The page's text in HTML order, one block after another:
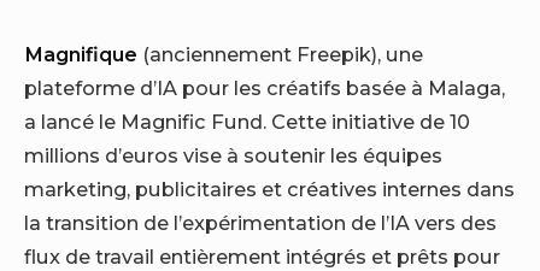
Magnifique (anciennement Freepik), une
plateforme d’IA pour les créatifs basée à Malaga,
a lancé le Magnific Fund. Cette initiative de 10
millions d’euros vise à soutenir les équipes
marketing, publicitaires et créatives internes dans
la transition de l’expérimentation de l’IA vers des
flux de travail entièrement intégrés et prêts pour